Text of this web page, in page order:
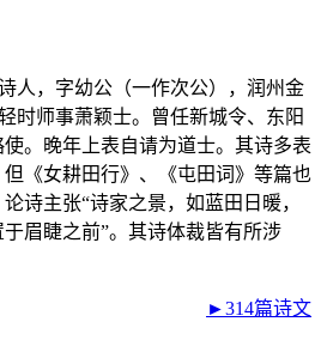
人，字幼公（一作次公），润州金
时师事萧颖士。曾任新城令、东阳
。晚年上表自请为道士。其诗多表
《女耕田行》、《屯田词》等篇也
诗主张“诗家之景，如蓝田日暖，
眉睫之前”。其诗体裁皆有所涉
►314篇诗文